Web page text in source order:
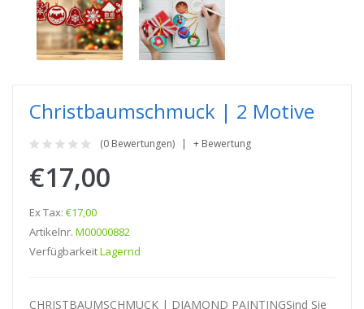
Christbaumschmuck | 2 Motive
(0 Bewertungen) + Bewertung
€17,00
Ex Tax: €17,00
Artikelnr. M00000882
VerfügbarkeitLagernd
CHRISTBAUMSCHMUCK | DIAMOND PAINTINGSind Sie